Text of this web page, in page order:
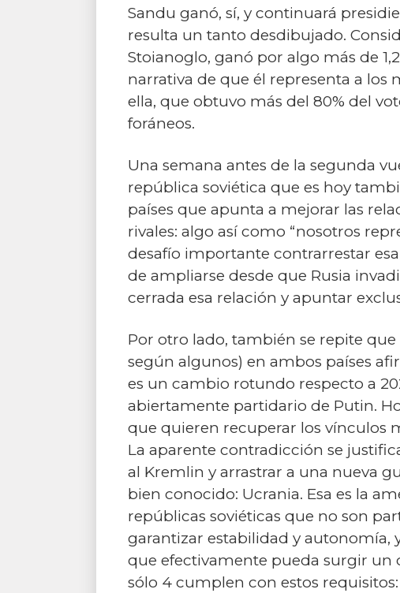
Sandu ganó, sí, y continuará
resulta un tanto desdibujado.
Stoianoglo, ganó por algo más de
narrativa de que él representa a los
ella, que obtuvo más del 80% del
foráneos.
Una semana antes de la segunda
república soviética que es hoy
países que apunta a mejorar las
rivales: algo así como “nosotros
desafío importante contrarrestar
de ampliarse desde que Rusia
cerrada esa relación y apuntar
Por otro lado, también se repite
según algunos) en ambos países
es un cambio rotundo respecto a
abiertamente partidario de Putin.
que quieren recuperar los vínculos
La aparente contradicción se
al Kremlin y arrastrar a una nueva
bien conocido: Ucrania. Esa es la
repúblicas soviéticas que no son
garantizar estabilidad y autonomía,
que efectivamente pueda surgir un
sólo 4 cumplen con estos